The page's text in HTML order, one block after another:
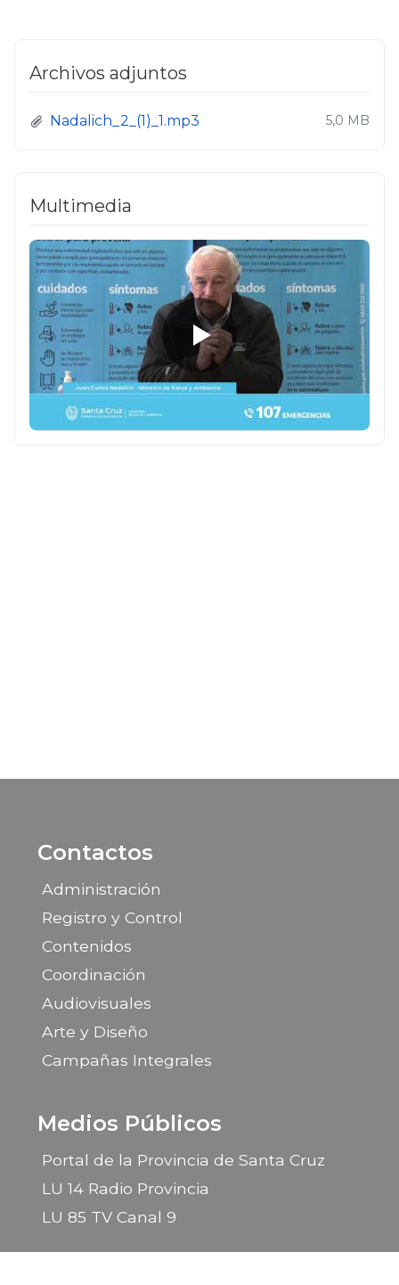
Archivos adjuntos
Nadalich_2_(1)_1.mp3 5,0 MB
Multimedia
Contactos
Administración
Registro y Control
Contenidos
Coordinación
Audiovisuales
Arte y Diseño
Campañas Integrales
Medios Públicos
Portal de la Provincia de Santa Cruz
LU 14 Radio Provincia
LU 85 TV Canal 9